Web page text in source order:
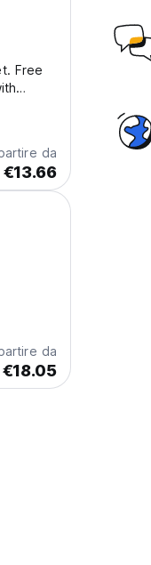
Free
da
€13.66
da
€18.05